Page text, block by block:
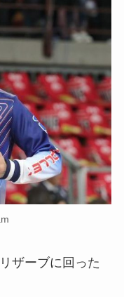
ザーブに回った